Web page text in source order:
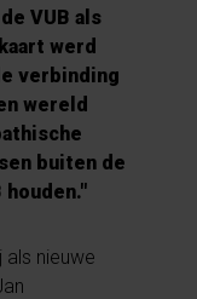
VUB als
werd
verbinding
wereld
buiten de
houden."
als nieuwe